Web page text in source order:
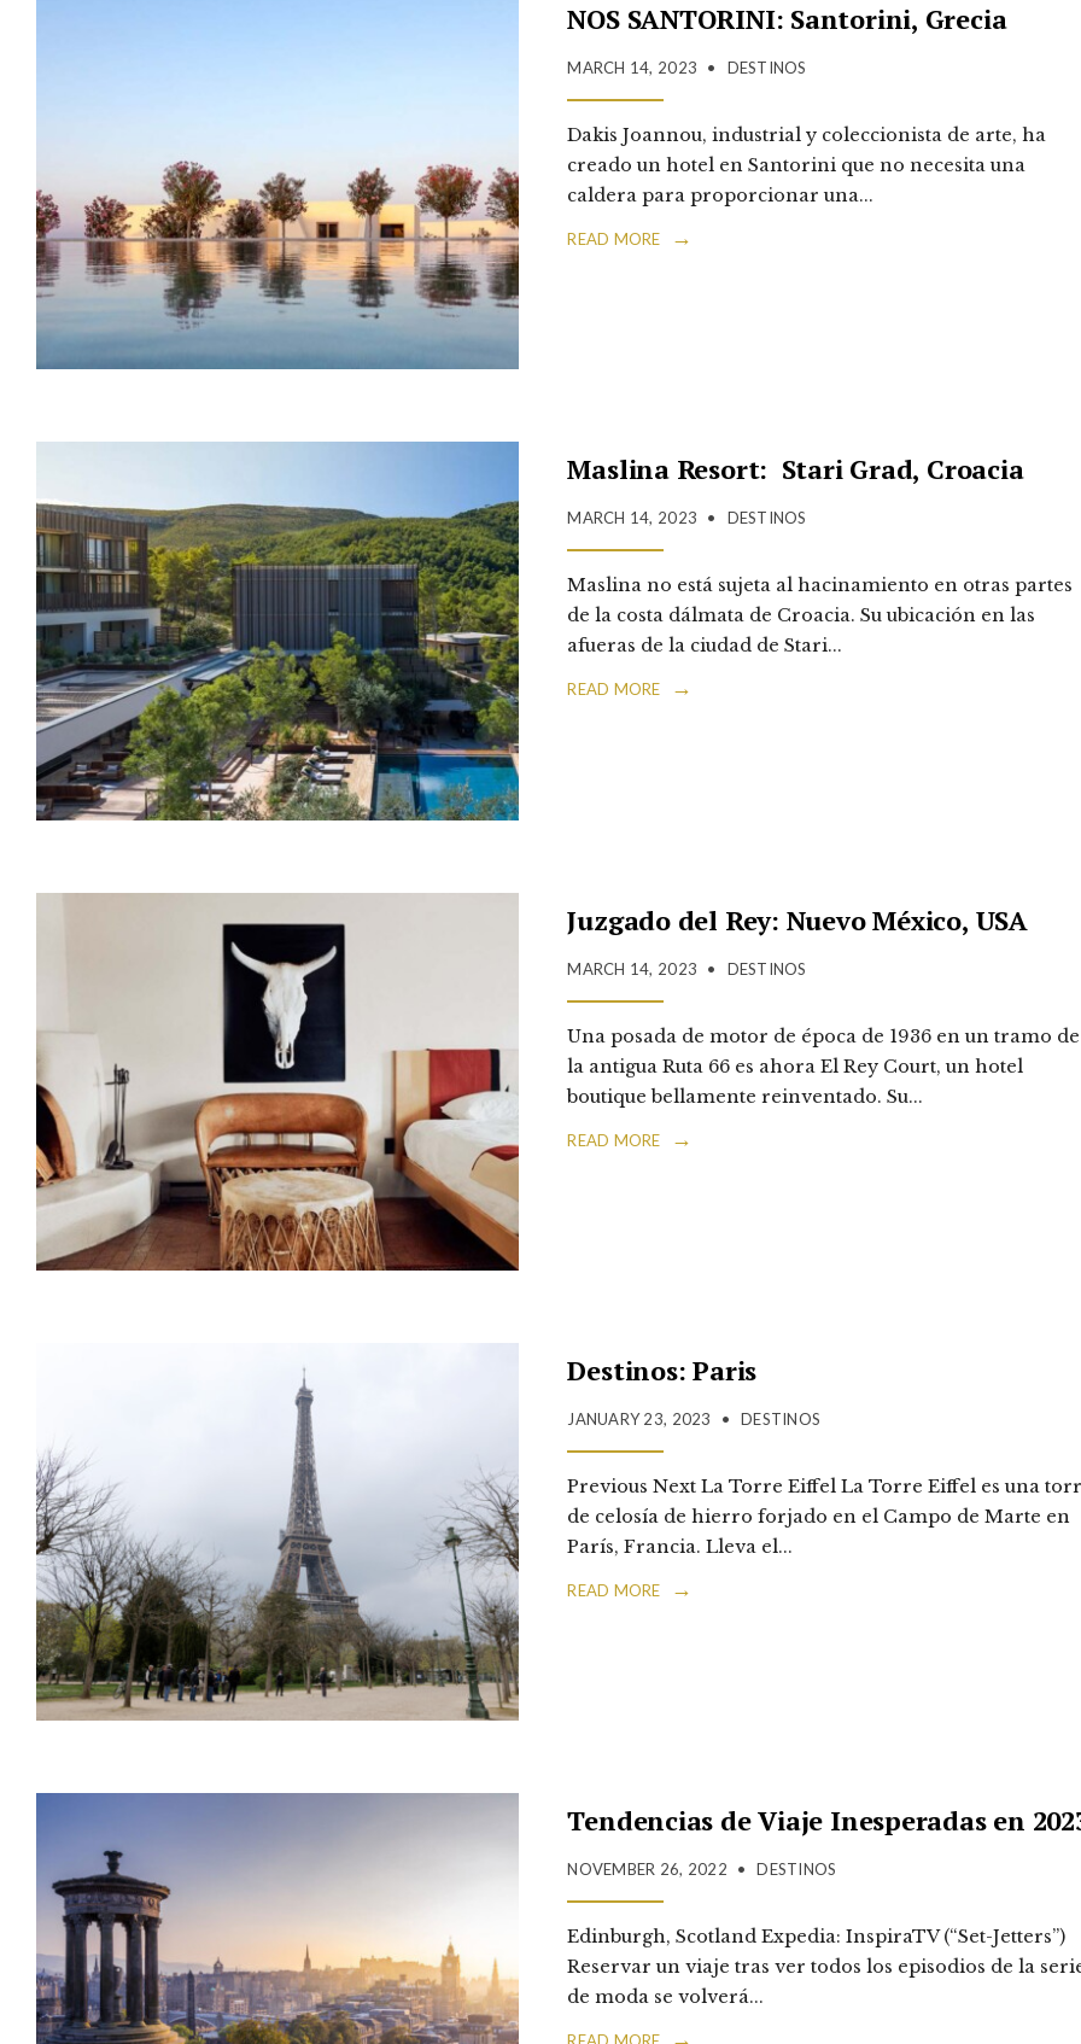
NOS SANTORINI: Santorini, Grecia
MARCH 14, 2023 • DESTINOS
Dakis Joannou, industrial y coleccionista de arte, ha
creado un hotel en Santorini que no necesita una
caldera para proporcionar una...
READ MORE →
Maslina Resort: Stari Grad, Croacia
MARCH 14, 2023 • DESTINOS
Maslina no está sujeta al hacinamiento en otras partes
de la costa dálmata de Croacia. Su ubicación en las
afueras de la ciudad de Stari...
READ MORE →
Juzgado del Rey: Nuevo México, USA
MARCH 14, 2023 • DESTINOS
Una posada de motor de época de 1936 en un tramo de
la antigua Ruta 66 es ahora El Rey Court, un hotel
boutique bellamente reinventado. Su...
READ MORE →
Destinos: Paris
JANUARY 23, 2023 • DESTINOS
Previous Next La Torre Eiffel La Torre Eiffel es una
de celosía de hierro forjado en el Campo de Marte en
París, Francia. Lleva el...
READ MORE →
Tendencias de Viaje Inesperadas en
NOVEMBER 26, 2022 • DESTINOS
Edinburgh, Scotland Expedia: InspiraTV (“Set-Jetters”)
Reservar un viaje tras ver todos los episodios de la
de moda se volverá...
→